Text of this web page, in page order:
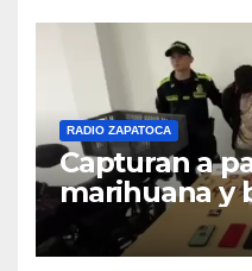
RADIO ZAPATOCA
Capturan a
marihuana y
en el barrio
Zapatoca